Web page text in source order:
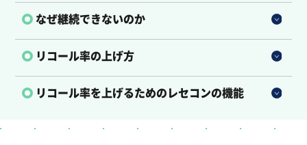
なぜ継続できないのか
リコール率の上げ方
リコール率を上げるためのレセコンの機能